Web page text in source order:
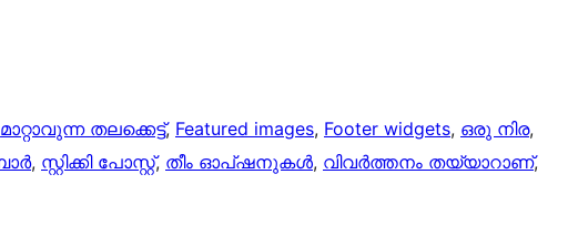
മാറ്റാവുന്ന തലക്കെട്ട്‌, Featured images, Footer widgets, ഒരു നിര
, സ്റ്റിക്കി പോസ്റ്റ്, തീം ഓപ്ഷനുകൾ, വിവർത്തനം തയ്യാറാണ്